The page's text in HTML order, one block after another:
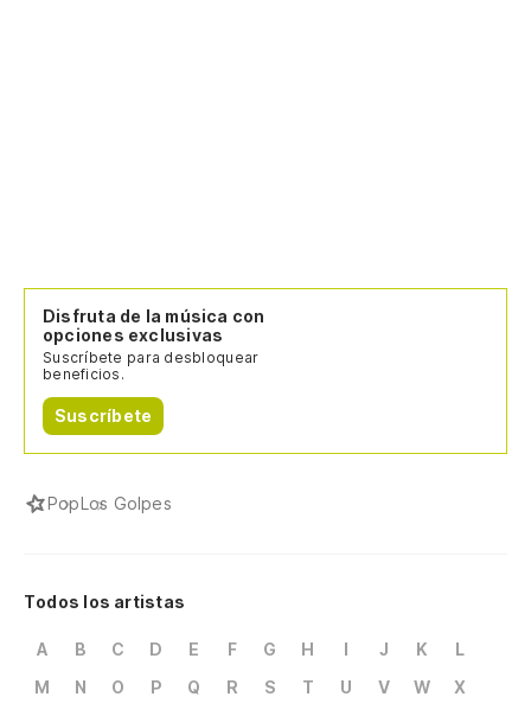
Disfruta de la música con
opciones exclusivas
Suscríbete para desbloquear
beneficios.
Suscríbete
PopLos Golpes
Todos los artistas
A B C D E F G H I J K
L
M
N O P Q R S T U V W
X